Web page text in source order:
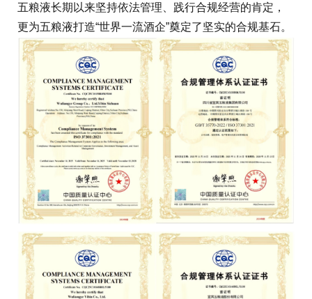
五粮液长期以来坚持依法管理、践行合规经营的肯定，
更为五粮液打造“世界一流酒企”奠定了坚实的合规基石。